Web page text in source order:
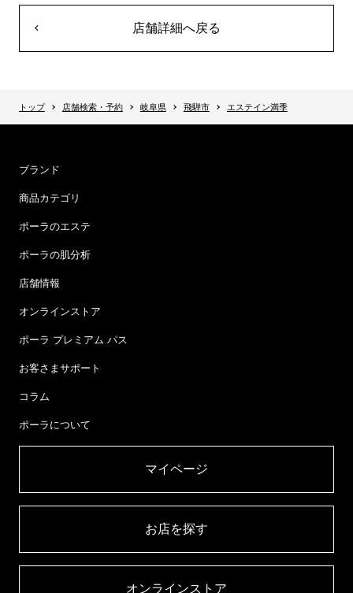
店舗詳細へ戻る
トップ 店舗検索・予約 岐阜県 飛騨市 エステイン満季
ブランド
商品カテゴリ
ポーラのエステ
ポーラの肌分析
店舗情報
オンラインストア
ポーラ プレミアム パス
お客さまサポート
コラム
ポーラについて
マイページ​
お店を探す​
オンラインストア​